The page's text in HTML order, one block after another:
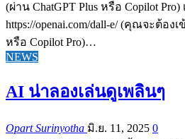
(ผ่าน ChatGPT Plus หรือ Copilot Pro)
https://openai.com/dall-e/ (คุณจะต้องเ
หรือ Copilot Pro)…
NEWS
AI น่าลองเล่นดูเพลินๆ
Opart Surinyotha มิ.ย. 11, 2025 0